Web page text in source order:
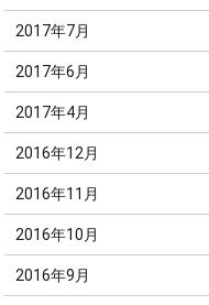
2017年7月
2017年6月
2017年4月
2016年12月
2016年11月
2016年10月
2016年9月